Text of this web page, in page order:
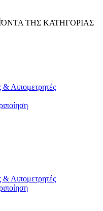
ΤΗΣ ΚΑΤΗΓΟΡΙΑΣ
& Λιπομετρητές
& Λιπομετρητές